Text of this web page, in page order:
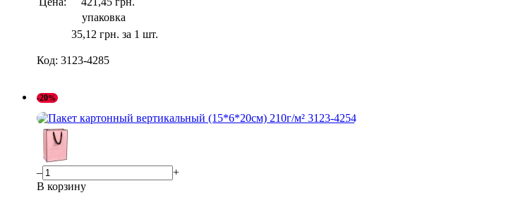
упаковка
35,12 грн. за 1 шт.
Код: 3123-4285
-20
–
+
В корзину